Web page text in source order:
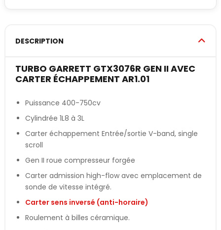
DESCRIPTION
TURBO GARRETT GTX3076R GEN II AVEC
CARTER ÉCHAPPEMENT AR1.01
Puissance 400-750cv
Cylindrée 1L8 à 3L
Carter échappement Entrée/sortie V-band, single
scroll
Gen II roue compresseur forgée
Carter admission high-flow avec emplacement de
sonde de vitesse intégré.
Carter sens inversé (anti-horaire)
Roulement à billes céramique.